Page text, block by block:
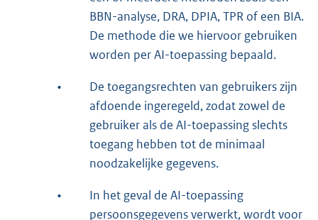
BBN-analyse, DRA, DPIA, TPR of een BIA.
De methode die we hiervoor gebruiken
worden per AI-toepassing bepaald.
•
De toegangsrechten van gebruikers zijn
afdoende ingeregeld, zodat zowel de
gebruiker als de AI-toepassing slechts
toegang hebben tot de minimaal
noodzakelijke gegevens.
•
In het geval de AI-toepassing
persoonsgegevens verwerkt, wordt voor